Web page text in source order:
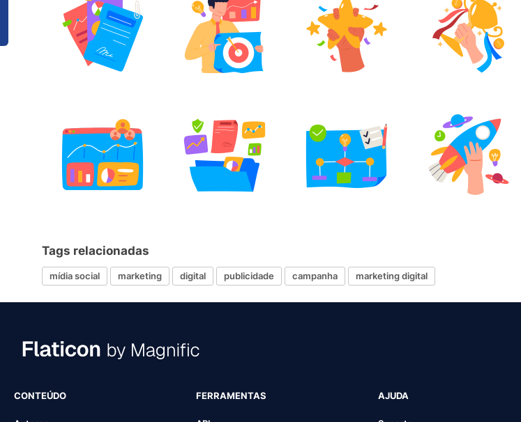
Tags relacionadas
mídia social marketing digital publicidade campanha marketing digital
CONTEÚDO FERRAMENTAS AJUDA